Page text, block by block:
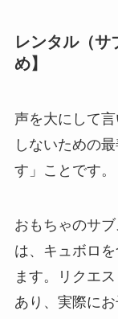
レンタル（サ
め】
声を大にして
しないための
す」ことです。
おもちゃのサ
は、キュボロ
ます。リクエ
あり、実際に